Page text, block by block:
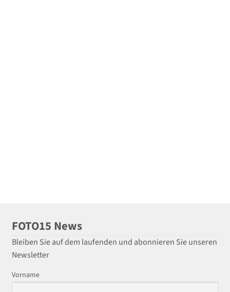
FOTO15 News
Bleiben Sie auf dem laufenden und abonnieren Sie unseren
Newsletter
Vorname